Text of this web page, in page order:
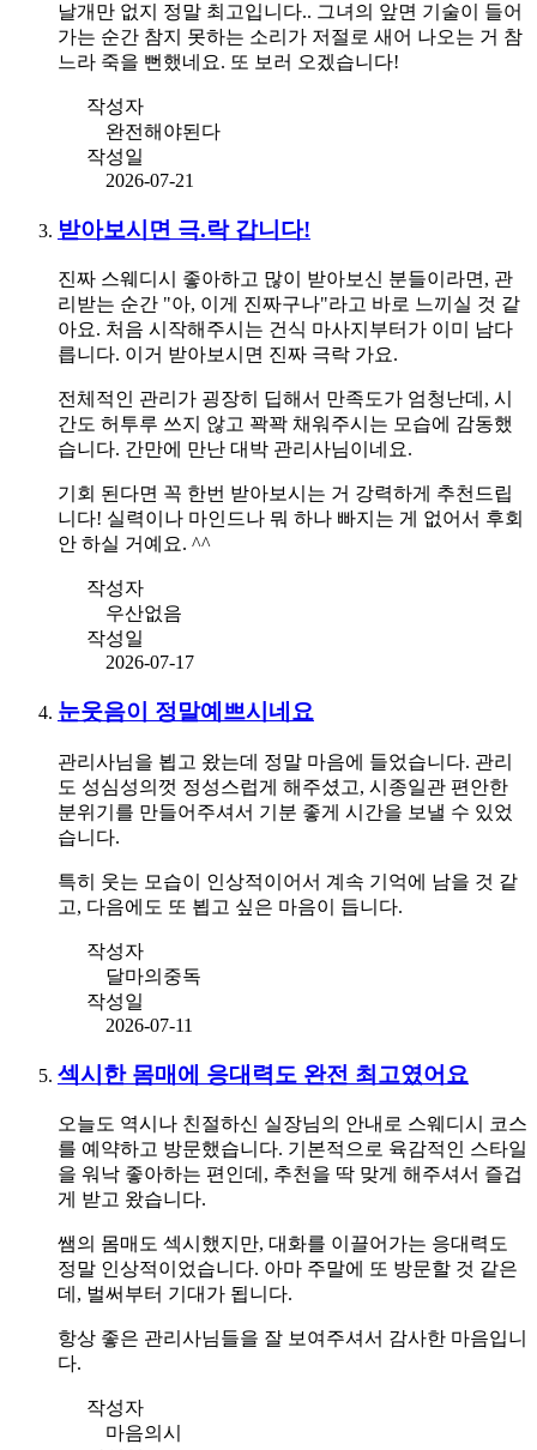
날개만 없지 정말 최고입니다.. 그녀의 앞면 기술이 들어
가는 순간 참지 못하는 소리가 저절로 새어 나오는 거 참
느라 죽을 뻔했네요. 또 보러 오겠습니다!
작성자
완전해야된다
작성일
2026-07-21
받아보시면 극.락 갑니다!
진짜 스웨디시 좋아하고 많이 받아보신 분들이라면, 관
리받는 순간 "아, 이게 진짜구나"라고 바로 느끼실 것 같
아요. 처음 시작해주시는 건식 마사지부터가 이미 남다
릅니다. 이거 받아보시면 진짜 극락 가요.
전체적인 관리가 굉장히 딥해서 만족도가 엄청난데, 시
간도 허투루 쓰지 않고 꽉꽉 채워주시는 모습에 감동했
습니다. 간만에 만난 대박 관리사님이네요.
기회 된다면 꼭 한번 받아보시는 거 강력하게 추천드립
니다! 실력이나 마인드나 뭐 하나 빠지는 게 없어서 후회
안 하실 거예요. ^^
작성자
우산없음
작성일
2026-07-17
눈웃음이 정말예쁘시네요
관리사님을 뵙고 왔는데 정말 마음에 들었습니다. 관리
도 성심성의껏 정성스럽게 해주셨고, 시종일관 편안한
분위기를 만들어주셔서 기분 좋게 시간을 보낼 수 있었
습니다.
특히 웃는 모습이 인상적이어서 계속 기억에 남을 것 같
고, 다음에도 또 뵙고 싶은 마음이 듭니다.
작성자
달마의중독
작성일
2026-07-11
섹시한 몸매에 응대력도 완전 최고였어요
오늘도 역시나 친절하신 실장님의 안내로 스웨디시 코스
를 예약하고 방문했습니다. 기본적으로 육감적인 스타일
을 워낙 좋아하는 편인데, 추천을 딱 맞게 해주셔서 즐겁
게 받고 왔습니다.
쌤의 몸매도 섹시했지만, 대화를 이끌어가는 응대력도
정말 인상적이었습니다. 아마 주말에 또 방문할 것 같은
데, 벌써부터 기대가 됩니다.
항상 좋은 관리사님들을 잘 보여주셔서 감사한 마음입니
다.
작성자
마음의시